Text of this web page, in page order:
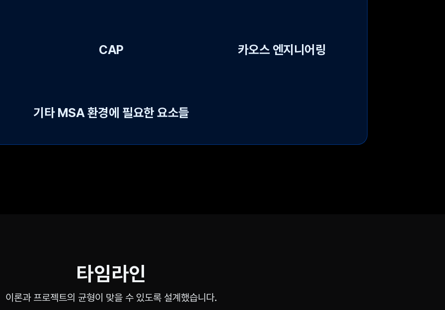
CAP 카오스 엔지니어링
기타 MSA 환경에 필요한 요소들
타임라인
이론과 프로젝트의 균형이 맞을 수 있도록 설계했습니다.